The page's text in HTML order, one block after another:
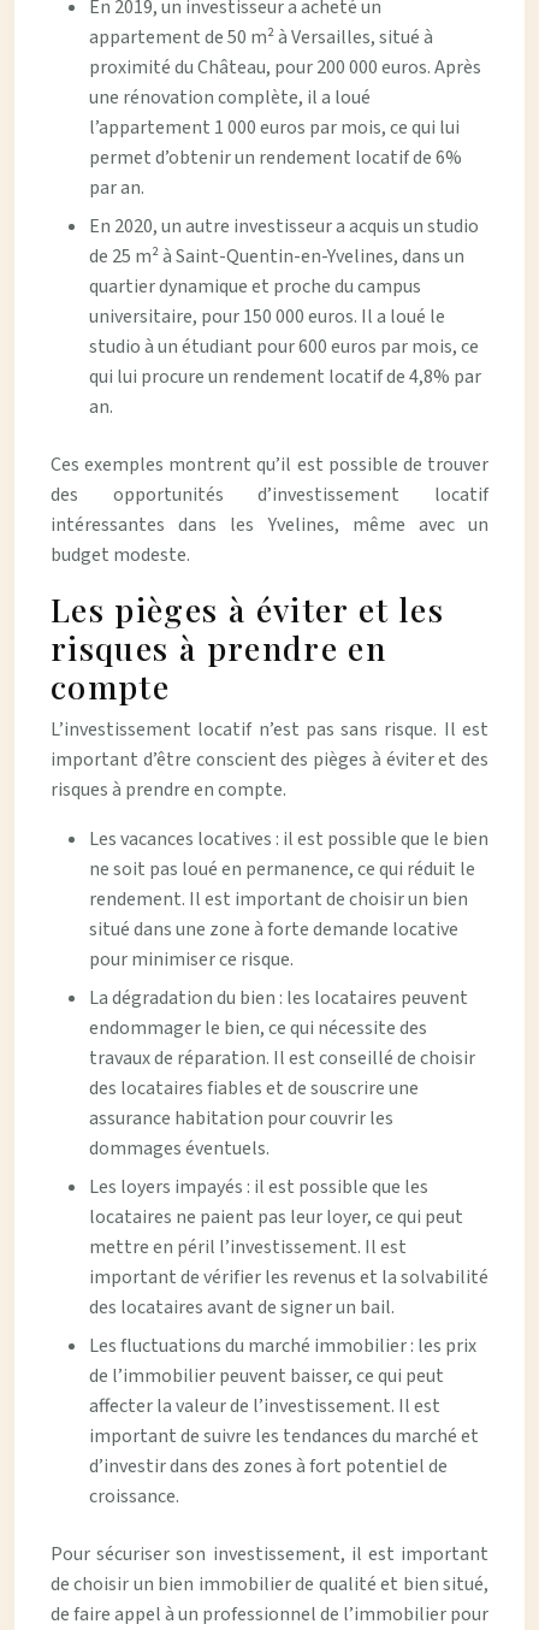
En 2019, un investisseur a acheté un
appartement de 50 m² à Versailles, situé à
proximité du Château, pour 200 000 euros. Après
une rénovation complète, il a loué
l’appartement 1 000 euros par mois, ce qui lui
permet d’obtenir un rendement locatif de 6%
par an.
En 2020, un autre investisseur a acquis un studio
de 25 m² à Saint-Quentin-en-Yvelines, dans un
quartier dynamique et proche du campus
universitaire, pour 150 000 euros. Il a loué le
studio à un étudiant pour 600 euros par mois, ce
qui lui procure un rendement locatif de 4,8% par
an.
Ces exemples montrent qu’il est possible de trouver
des opportunités d’investissement locatif
intéressantes dans les Yvelines, même avec un
budget modeste.
Les pièges à éviter et les
risques à prendre en
compte
L’investissement locatif n’est pas sans risque. Il est
important d’être conscient des pièges à éviter et des
risques à prendre en compte.
Les vacances locatives : il est possible que le bien
ne soit pas loué en permanence, ce qui réduit le
rendement. Il est important de choisir un bien
situé dans une zone à forte demande locative
pour minimiser ce risque.
La dégradation du bien : les locataires peuvent
endommager le bien, ce qui nécessite des
travaux de réparation. Il est conseillé de choisir
des locataires fiables et de souscrire une
assurance habitation pour couvrir les
dommages éventuels.
Les loyers impayés : il est possible que les
locataires ne paient pas leur loyer, ce qui peut
mettre en péril l’investissement. Il est
important de vérifier les revenus et la solvabilité
des locataires avant de signer un bail.
Les fluctuations du marché immobilier : les prix
de l’immobilier peuvent baisser, ce qui peut
affecter la valeur de l’investissement. Il est
important de suivre les tendances du marché et
d’investir dans des zones à fort potentiel de
croissance.
Pour sécuriser son investissement, il est important
de choisir un bien immobilier de qualité et bien situé,
de faire appel à un professionnel de l’immobilier pour